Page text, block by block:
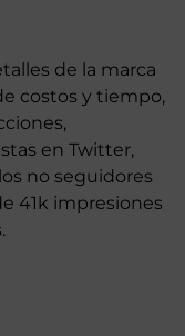
de la marca
costos y tiempo,
en Twitter,
no seguidores
41k impresiones